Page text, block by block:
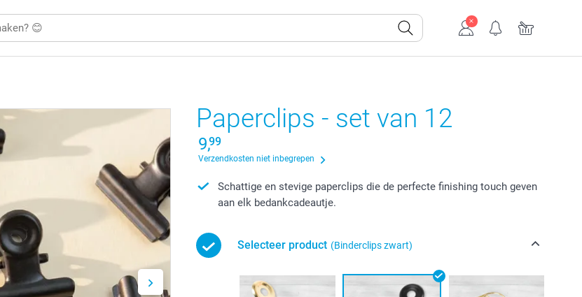
Paperclips - set van 12
9,99
Verzendkosten niet inbegrepen
Schattige en stevige paperclips die de perfecte finishing touch geven
aan elk bedankcadeautje.
Selecteer product (Binderclips zwart)